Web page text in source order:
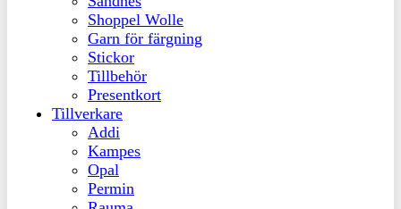
Shoppel Wolle
Garn för färgning
Stickor
Tillbehör
Presentkort
Tillverkare
Addi
Kampes
Opal
Permin